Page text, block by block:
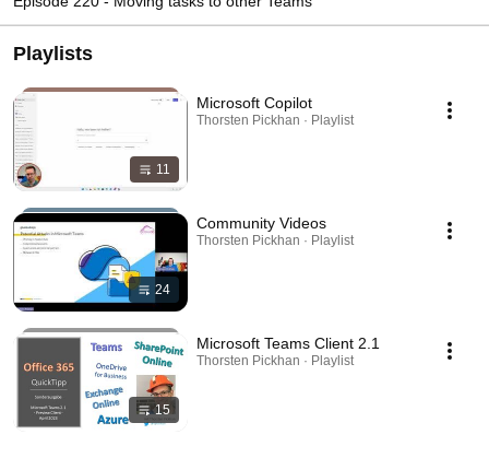
Playlists
11
Microsoft Copilot
Thorsten Pickhan · Playlist
24
Community Videos
Thorsten Pickhan · Playlist
15
Microsoft Teams Client 2.1
Thorsten Pickhan · Playlist